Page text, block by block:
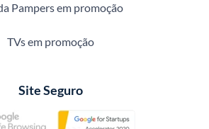
Pampers em promoção
TVs em promoção
Site Seguro